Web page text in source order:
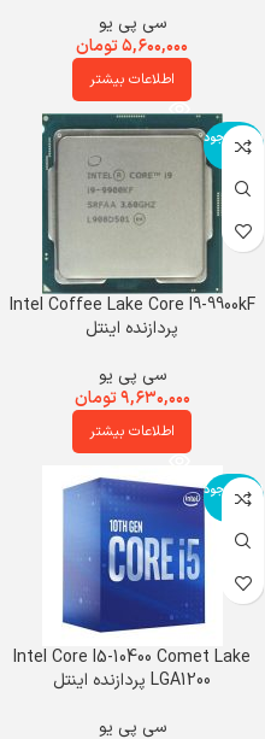
سی پی یو
۵,۶۰۰,۰۰۰تومان
اطلاعات بیشتر
اتمام موجود
ی
Intel Coffee Lake Core I9-9900kF
پردازنده اینتل
سی پی یو
۹,۶۳۰,۰۰۰تومان
اطلاعات بیشتر
اتمام موجود
ی
Intel Core I5-10400 Comet Lake
LGA1200 پردازنده اینتل
سی پی یو